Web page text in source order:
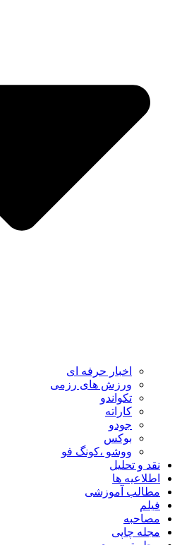
اخبار حرفه ای
ورزش های رزمی
تکواندو
کاراته
جودو
بوکس
ووشو ،کونگ فو
نقد و تحلیل
اطلاعیه ها
مطالب آموزشی
فیلم
مصاحبه
مجله چاپی